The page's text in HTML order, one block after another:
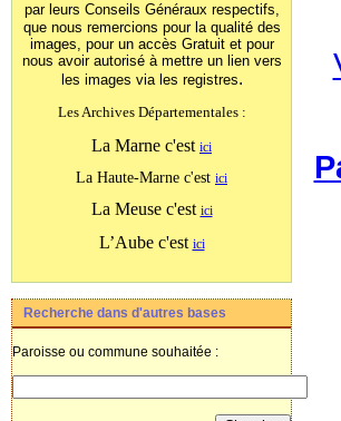
par leurs Conseils Généraux respectifs,
que nous remercions pour la qualité des
images, pour un accès Gratuit et pour
nous avoir autorisé à mettre un lien vers
les images via les registres.
Les Archives Départementales :
La Marne c'est ici
La Haute-Marne c'est ici
La Meuse c'est ici
L’Aube c'est ici
Recherche dans d'autres bases
Paroisse ou commune souhaitée :